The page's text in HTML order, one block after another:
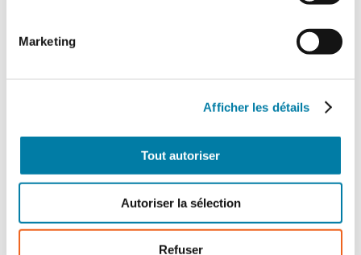
Marketing
Afficher les détails
Tout autoriser
Autoriser la sélection
Refuser
Magazine papier n° 573 – Juin
2021
32,00€ TTC
de
Face
au
RisqueMagazine
papier
Ajouter au panier Détails